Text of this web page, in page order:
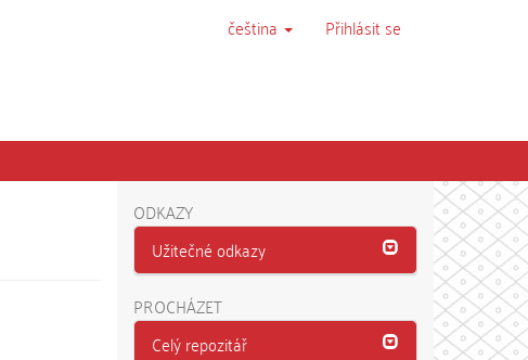
čeština Přihlásit se
ODKAZY
Užitečné odkazy
PROCHÁZET
Celý repozitář